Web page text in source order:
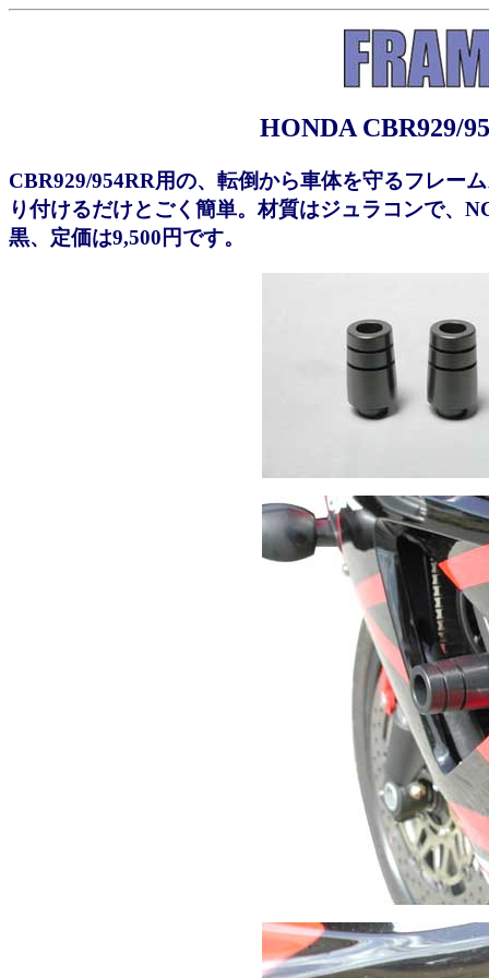
HONDA CBR929/
CBR929/954RR用の、転倒から車体を守るフレー
り付けるだけとごく簡単。材質はジュラコンで、
黒、定価は9,500円です。